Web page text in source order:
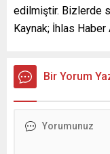
edilmiştir. Bizlerde
Kaynak; İhlas Haber
Bir Yorum